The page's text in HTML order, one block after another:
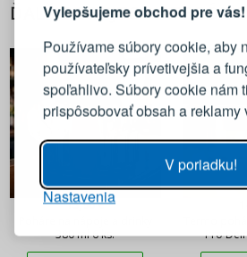
Vylepšujeme obchod pre vás!
Používame súbory cookie, aby
používateľsky prívetivejšia a
spoľahlivo. Súbory cookie nám
prispôsobovať obsah a reklamy
V poriadku!
Nastavenia
ĎALŠIE Z TEJTO KATEGÓRIE
13,90 €
380 ml 6 ks.
Pro
Prihláste sa k
E-mail
PRIHLÁSIŤ
Pripomenutie